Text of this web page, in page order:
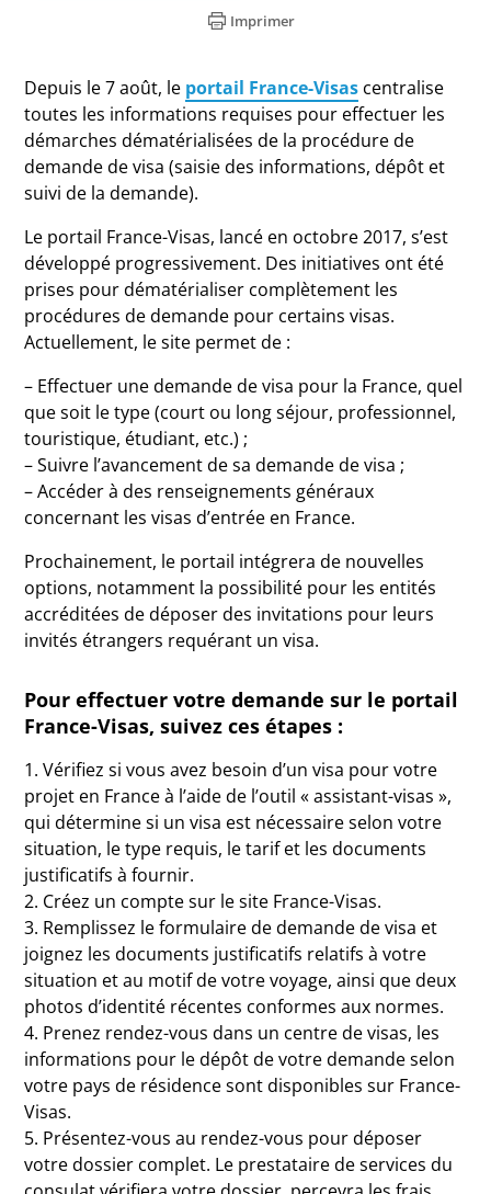
Imprimer
Depuis le 7 août, le portail France-Visas centralise
toutes les informations requises pour effectuer les
démarches dématérialisées de la procédure de
demande de visa (saisie des informations, dépôt et
suivi de la demande).
Le portail France-Visas, lancé en octobre 2017, s’est
développé progressivement. Des initiatives ont été
prises pour dématérialiser complètement les
procédures de demande pour certains visas.
Actuellement, le site permet de :
– Effectuer une demande de visa pour la France, quel
que soit le type (court ou long séjour, professionnel,
touristique, étudiant, etc.) ;
– Suivre l’avancement de sa demande de visa ;
– Accéder à des renseignements généraux
concernant les visas d’entrée en France.
Prochainement, le portail intégrera de nouvelles
options, notamment la possibilité pour les entités
accréditées de déposer des invitations pour leurs
invités étrangers requérant un visa.
Pour effectuer votre demande sur le portail
France-Visas, suivez ces étapes :
1. Vérifiez si vous avez besoin d’un visa pour votre
projet en France à l’aide de l’outil « assistant-visas »,
qui détermine si un visa est nécessaire selon votre
situation, le type requis, le tarif et les documents
justificatifs à fournir.
2. Créez un compte sur le site France-Visas.
3. Remplissez le formulaire de demande de visa et
joignez les documents justificatifs relatifs à votre
situation et au motif de votre voyage, ainsi que deux
photos d’identité récentes conformes aux normes.
4. Prenez rendez-vous dans un centre de visas, les
informations pour le dépôt de votre demande selon
votre pays de résidence sont disponibles sur France-
Visas.
5. Présentez-vous au rendez-vous pour déposer
votre dossier complet. Le prestataire de services du